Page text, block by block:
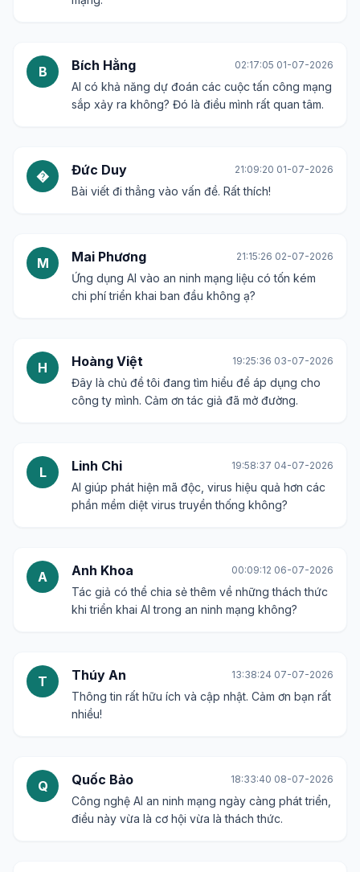
B Bích Hằng 02:17:05 01-07-2026
AI có khả năng dự đoán các cuộc tấn công mạng
sắp xảy ra không? Đó là điều mình rất quan tâm.
� Đức Duy 21:09:20 01-07-2026
Bài viết đi thẳng vào vấn đề. Rất thích!
M Mai Phương 21:15:26 02-07-2026
Ứng dụng AI vào an ninh mạng liệu có tốn kém
chi phí triển khai ban đầu không ạ?
H Hoàng Việt 19:25:36 03-07-2026
Đây là chủ đề tôi đang tìm hiểu để áp dụng cho
công ty mình. Cảm ơn tác giả đã mở đường.
L Linh Chi 19:58:37 04-07-2026
AI giúp phát hiện mã độc, virus hiệu quả hơn các
phần mềm diệt virus truyền thống không?
A Anh Khoa 00:09:12 06-07-2026
Tác giả có thể chia sẻ thêm về những thách thức
khi triển khai AI trong an ninh mạng không?
T Thúy An 13:38:24 07-07-2026
Thông tin rất hữu ích và cập nhật. Cảm ơn bạn rất
nhiều!
Q Quốc Bảo 18:33:40 08-07-2026
Công nghệ AI an ninh mạng ngày càng phát triển,
điều này vừa là cơ hội vừa là thách thức.